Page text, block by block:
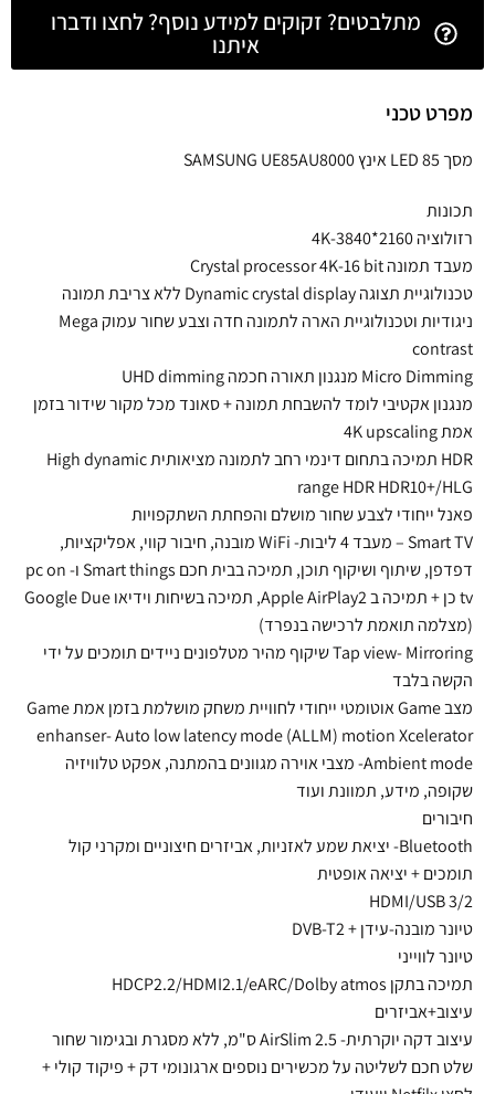
מתלבטים? זקוקים למידע נוסף? לחצו ודברו
איתנו
מפרט טכני
מסך LED 85 אינץ SAMSUNG UE85AU8000
תכונות
רזולוציה 4K-3840*2160
מעבד תמונה Crystal processor 4K-16 bit
טכנולוגיית תצוגה Dynamic crystal display ללא צריבת תמונה
ניגודיות וטכנולוגיית הארה לתמונה חדה וצבע שחור עמוק Mega
contrast
Micro Dimming מנגנון תאורה חכמה UHD dimming
מנגנון אקטיבי לומד להשבחת תמונה + סאונד מכל מקור שידור בזמן
אמת 4K upscaling
HDR תמיכה בתחום דינמי רחב לתמונה מציאותית High dynamic
range HDR HDR10+/HLG
פאנל ייחודי לצבע שחור מושלם והפחתת השתקפויות
Smart TV – מעבד 4 ליבות- WiFi מובנה, חיבור קווי, אפליקציות,
דפדפן, שיתוף ושיקוף תוכן, תמיכה בבית חכם Smart things ו- pc on
tv כן + תמיכה ב Apple AirPlay2, תמיכה בשיחות וידיאו Google Due
(מצלמה תואמת לרכישה בנפרד)
Tap view- Mirroring שיקוף מהיר מטלפונים ניידים תומכים על ידי
הקשה בלבד
מצב Game אוטומטי ייחודי לחוויית משחק מושלמת בזמן אמת Game
enhanser- Auto low latency mode (ALLM) motion Xcelerator
Ambient mode- מצבי אוירה מגוונים בהמתנה, אפקט טלוויזיה
שקופה, מידע, תמוונת ועוד
חיבורים
Bluetooth- יציאת שמע לאזניות, אביזרים חיצוניים ומקרני קול
תומכים + יציאה אופטית
HDMI/USB 3/2
טיונר מובנה-עידן + DVB-T2
טיונר לווייני
תמיכה בתקן HDCP2.2/HDMI2.1/eARC/Dolby atmos
עיצוב+אביזרים
עיצוב דקה יוקרתית- AirSlim 2.5 ס"מ, ללא מסגרת ובגימור שחור
שלט חכם לשליטה על מכשירים נוספים ארגונומי דק + פיקוד קולי +